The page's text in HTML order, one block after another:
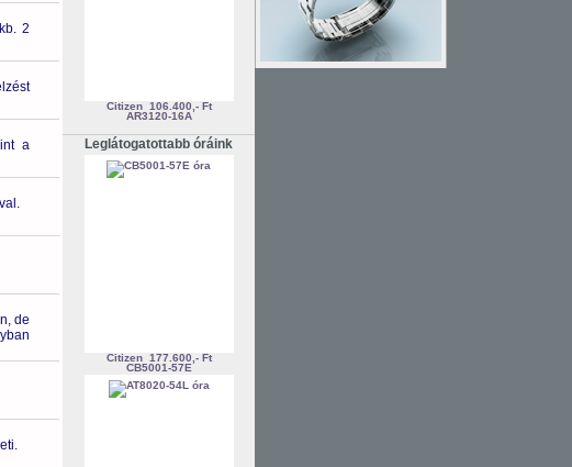
2
a
de
Citizen 106.400,- Ft
AR3120-16A
Leglátogatottabb óráink
Citizen 177.600,- Ft
CB5001-57E